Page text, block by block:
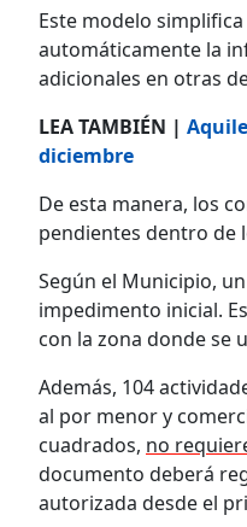
Este modelo
automáticamente la
adicionales en otras
LEA TAMBIÉN |
diciembre
De esta manera, los
pendientes dentro de
Según el Municipio,
impedimento inicial.
con la zona donde se
Además, 104
al por menor y
cuadrados, no
documento deberá
autorizada desde el